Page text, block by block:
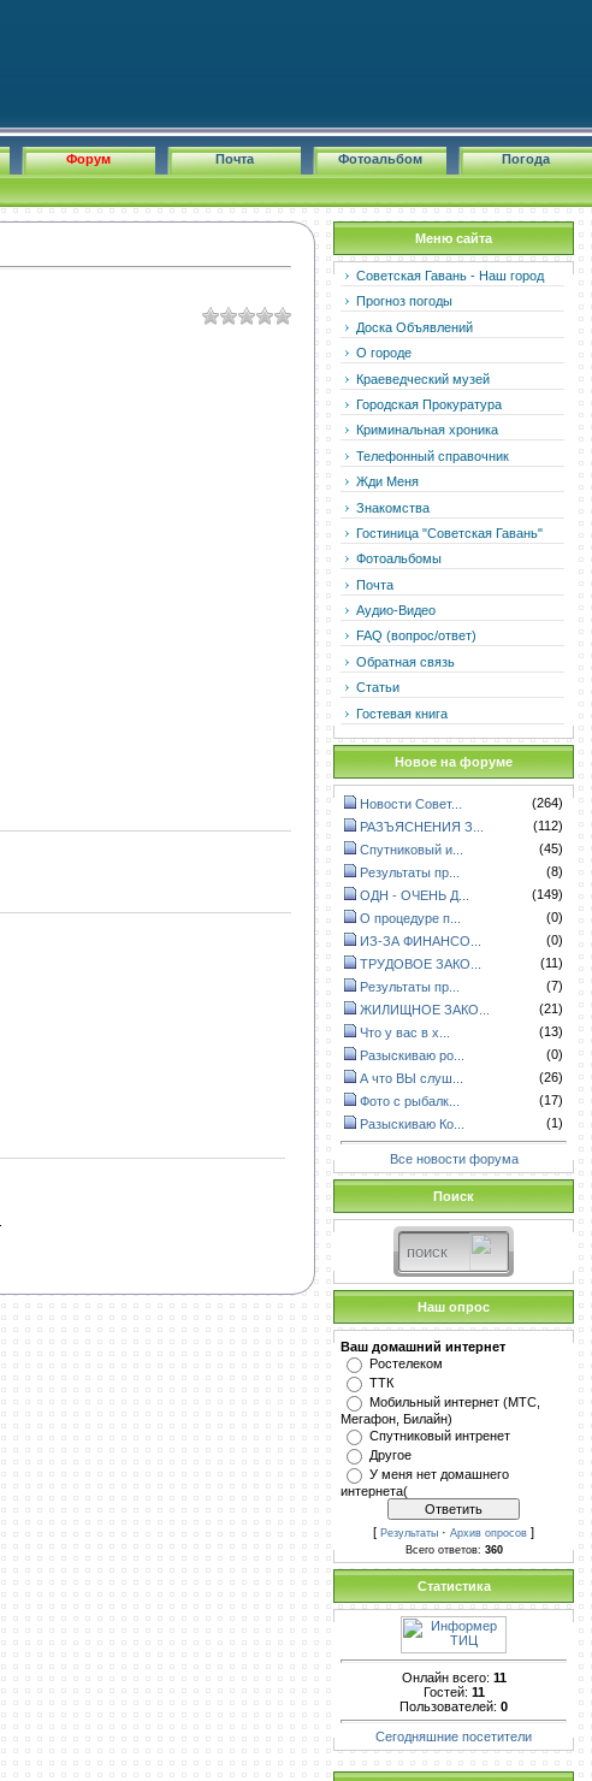
Погода
Фотоальбом
Почта
Форум
Меню сайта
Советская Гавань - Наш город
Прогноз погоды
Доска Объявлений
О городе
Краеведческий музей
Городская Прокуратура
Криминальная хроника
Телефонный справочник
Жди Меня
Знакомства
Гостиница "Советская Гавань"
Фотоальбомы
Почта
Аудио-Видео
FAQ (вопрос/ответ)
Обратная связь
Статьи
Гостевая книга
Новое на форуме
Новости Совет...
(264)
РАЗЪЯСНЕНИЯ З...
(112)
Спутниковый и...
(45)
Результаты пр...
(8)
ОДН - ОЧЕНЬ Д...
(149)
О процедуре п...
(0)
ИЗ-ЗА ФИНАНСО...
(0)
ТРУДОВОЕ ЗАКО...
(11)
Результаты пр...
(7)
ЖИЛИЩНОЕ ЗАКО...
(21)
Что у вас в х...
(13)
Разыскиваю ро...
(0)
А что ВЫ слуш...
(26)
Фото с рыбалк...
(17)
Разыскиваю Ко...
(1)
Все новости форума
Поиск
Наш опрос
Ваш домашний интернет
Ростелеком
ТТК
Мобильный интернет (МТС,
Мегафон, Билайн)
Спутниковый интренет
Другое
У меня нет домашнего
интернета(
[ Результаты · Архив опросов ]
Всего ответов: 360
Статистика
Онлайн всего: 11
Гостей: 11
Пользователей: 0
Сегодняшние посетители